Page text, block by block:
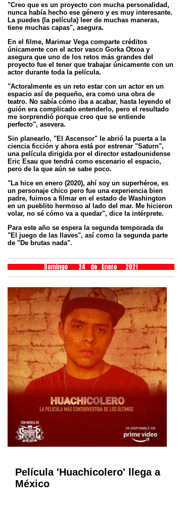
"Creo que es un proyecto con mucha personalidad,
nunca había hecho ese género y es muy interesante.
La puedes (la película) leer de muchas maneras,
tiene muchas capas", asegura.
En el filme, Marimar Vega comparte créditos
únicamente con el actor vasco Gorka Otxoa y
asegura que uno de los retos más grandes del
proyecto fue el tener que trabajar únicamente con un
actor durante toda la película.
"Actoralmente es un reto estar con un actor en un
espacio así de pequeño, era como una obra de
teatro. No sabía cómo iba a acabar, hasta leyendo el
guión era complicado entenderlo, pero el resultado
me sorprendió porque creo que se entiende
perfecto", asevera.
Sin planearlo, "El Ascensor" le abrió la puerta a la
ciencia ficción y ahora está por estrenar "Saturn",
una película dirigida por el director estadounidense
Eric Esau que tendrá como escenario el espacio,
pero de la que aún se sabe poco.
"La hice en enero (2020), ahí soy un superhéroe, es
un personaje chico pero fue una experiencia bien
padre, fuimos a filmar en el estado de Washington
en un pueblito hermoso al lado del mar. Me hicieron
volar, no sé cómo va a quedar", dice la intérprete.
Para este año se espera la segunda temporada de
"El juego de las llaves", así como la segunda parte
de "De brutas nada".
Película 'Huachicolero' llega a
México